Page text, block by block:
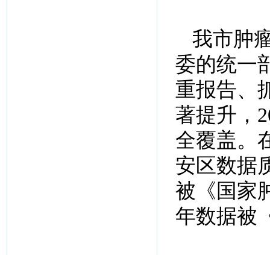
我市肿
委的统一
重报告、
著提升，
全覆盖。
安区数据
被《国家
年数据被